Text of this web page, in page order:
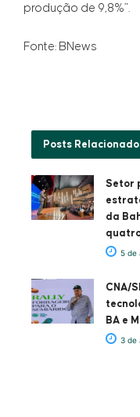
produção de 9,8%”.
Fonte: BNews
Posts
Setor
da
5 de
CNA/
BA e
3 de